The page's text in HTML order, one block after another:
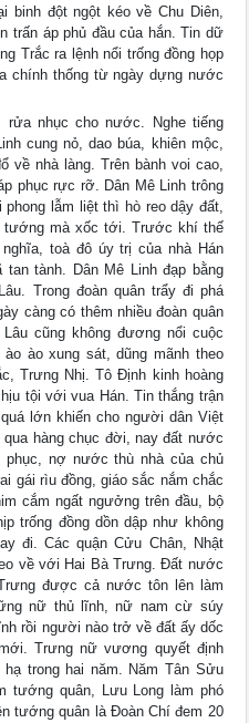
binh đột ngột kéo về Chu Diên,
trấn áp phủ đầu của hắn. Tin dữ
Trắc ra lệnh nổi trống đồng họp
chính thống từ ngày dựng nước
rửa nhục cho nước. Nghe tiếng
cung nỏ, dao búa, khiên mộc,
về nhà làng. Trên bành voi cao,
phục rực rỡ. Dân Mê Linh trông
lẫm liệt thì hò reo dậy đất,
tướng mà xốc tới. Trước khí thế
toà đô úy trị của nhà Hán
tành. Dân Mê Linh đạp bằng
Trong đoàn quân trẩy đi phá
càng có thêm nhiều đoàn quân
cũng không đương nổi cuộc
ào xung sát, dũng mãnh theo
Trưng Nhị. Tô Định kinh hoàng
tội với vua Hán. Tin thắng trận
lớn khiến cho người dân Việt
qua hàng chục đời, nay đất nước
nợ nước thù nhà của chủ
gái rìu đồng, giáo sắc nắm chắc
cắm ngất ngưởng trên đầu, bộ
trống đồng dồn dập như không
đi. Các quận Cửu Chân, Nhật
về với Hai Bà Trưng. Đất nước
được cả nước tôn lên làm
nữ thủ lĩnh, nữ nam cừ súy
rồi người nào trở về đất ấy dốc
Trưng nữ vương quyết định
trong hai năm. Năm Tân Sửu
tướng quân, Lưu Long làm phó
tướng quân là Đoàn Chí đem 20